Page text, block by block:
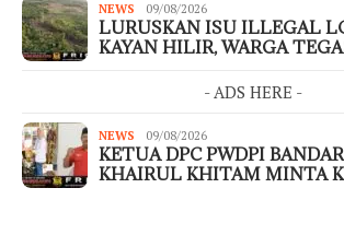
NEWS 09/08/2026
LURUSKAN ISU ILLEGAL
KAYAN HILIR, WARGA
- ADS HERE -
NEWS 09/08/2026
KETUA DPC PWDPI
KHAIRUL KHITAM MINTA